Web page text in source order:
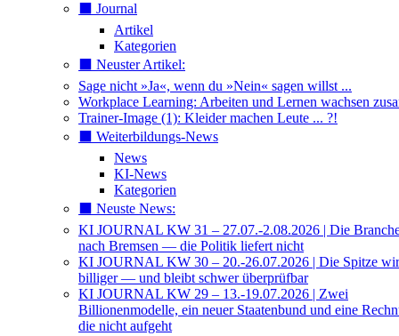
⬛️ Journal
Artikel
Kategorien
⬛️ Neuster Artikel:
Sage nicht »Ja«, wenn du »Nein« sagen willst ...
Workplace Learning: Arbeiten und Lernen wachsen
Trainer-Image (1): Kleider machen Leute ... ?!
⬛️ Weiterbildungs-News
News
KI-News
Kategorien
⬛️ Neuste News:
KI JOURNAL KW 31 – 27.07.-2.08.2026 | Die
nach Bremsen — die Politik liefert nicht
KI JOURNAL KW 30 – 20.-26.07.2026 | Die Spitze
billiger — und bleibt schwer überprüfbar
KI JOURNAL KW 29 – 13.-19.07.2026 | Zwei
Billionenmodelle, ein neuer Staatenbund und eine
die nicht aufgeht